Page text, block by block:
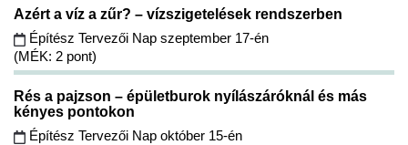
Azért a víz a zűr? – vízszigetelések rendszerben
Építész Tervezői Nap szeptember 17-én
(MÉK: 2 pont)
Rés a pajzson – épületburok nyílászáróknál és más
kényes pontokon
Építész Tervezői Nap október 15-én